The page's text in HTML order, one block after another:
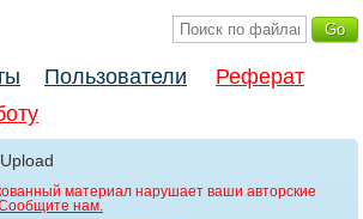
Пользователи
Реферат
Upload
материал нарушает ваши авторские
нам.